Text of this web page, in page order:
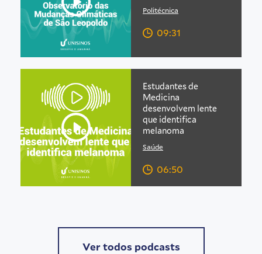
Politécnica
09:31
Estudantes de
Medicina
desenvolvem lente
que identifica
melanoma
Saúde
06:50
Ver todos podcasts